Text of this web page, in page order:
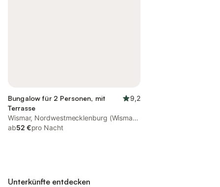
Bungalow für 2 Personen, mit
Terrasse
9,2
Wismar, Nordwestmecklenburg (Wismar
und Umgebung)
ab52 €pro Nacht
Unterkünfte entdecken